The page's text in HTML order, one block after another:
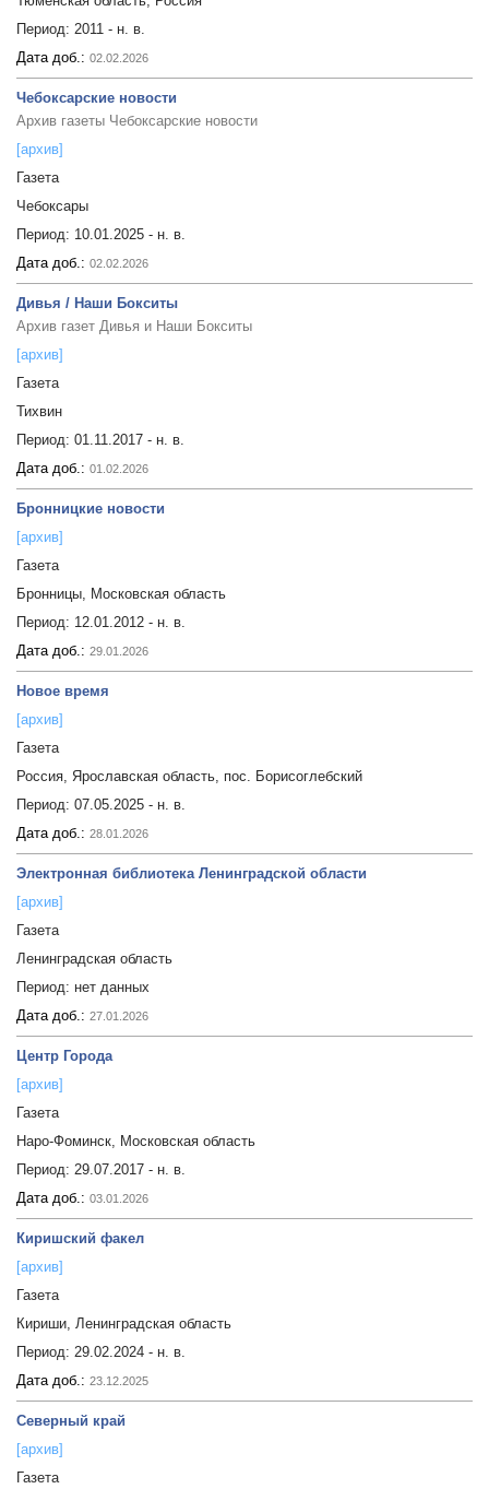
Период: 2011 - н. в.
Дата доб.: 02.02.2026
Чебоксарские новости
Архив газеты Чебоксарские новости
[архив]
Газета
Чебоксары
Период: 10.01.2025 - н. в.
Дата доб.: 02.02.2026
Дивья / Наши Бокситы
Архив газет Дивья и Наши Бокситы
[архив]
Газета
Тихвин
Период: 01.11.2017 - н. в.
Дата доб.: 01.02.2026
Бронницкие новости
[архив]
Газета
Бронницы, Московская область
Период: 12.01.2012 - н. в.
Дата доб.: 29.01.2026
Новое время
[архив]
Газета
Россия, Ярославская область, пос. Борисоглебский
Период: 07.05.2025 - н. в.
Дата доб.: 28.01.2026
Электронная библиотека Ленинградской области
[архив]
Газета
Ленинградская область
Период: нет данных
Дата доб.: 27.01.2026
Центр Города
[архив]
Газета
Наро-Фоминск, Московская область
Период: 29.07.2017 - н. в.
Дата доб.: 03.01.2026
Киришский факел
[архив]
Газета
Кириши, Ленинградская область
Период: 29.02.2024 - н. в.
Дата доб.: 23.12.2025
Северный край
[архив]
Газета